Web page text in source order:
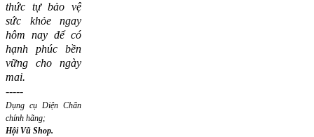
thức tự bảo vệ
sức khỏe ngay
hôm nay để có
hạnh phúc bền
vững cho ngày
mai.
-----
Dụng cụ Diện Chẩn
chính hãng;
Hội Vũ Shop.